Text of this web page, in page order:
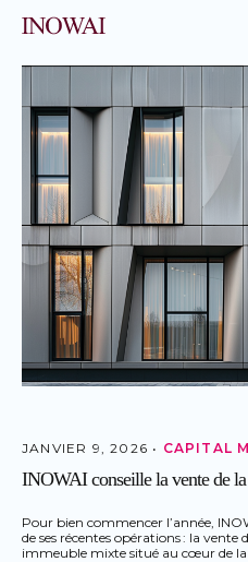
JANVIER 9, 2026 • CAPITAL
INOWAI conseille la vente de
Pour bien commencer l’année,
de ses récentes opérations : la vente
immeuble mixte situé au cœur de la